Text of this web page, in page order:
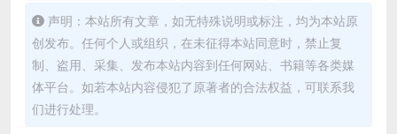
声明：本站所有文章，如无特殊说明或标注，均为本站原
创发布。任何个人或组织，在未征得本站同意时，禁止复
制、盗用、采集、发布本站内容到任何网站、书籍等各类媒
体平台。如若本站内容侵犯了原著者的合法权益，可联系我
们进行处理。